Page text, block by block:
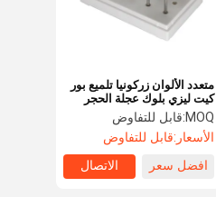
متعدد الألوان زركونيا تلميع بور
كيت ليزي بلوك عجلة الحجر
MOQ: قابل للتفاوض
الأسعار:قابل للتفاوض
افضل سعر
الاتصال